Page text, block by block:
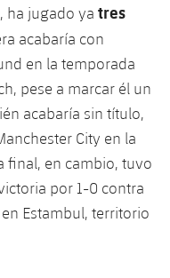
ha jugado ya tres
acabaría con
en la temporada
pese a marcar él un
acabaría sin título,
City en la
final, en cambio, tuvo
por 1-0 contra
Estambul, territorio